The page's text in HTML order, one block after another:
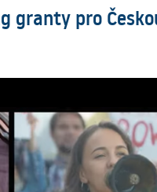
granty pro